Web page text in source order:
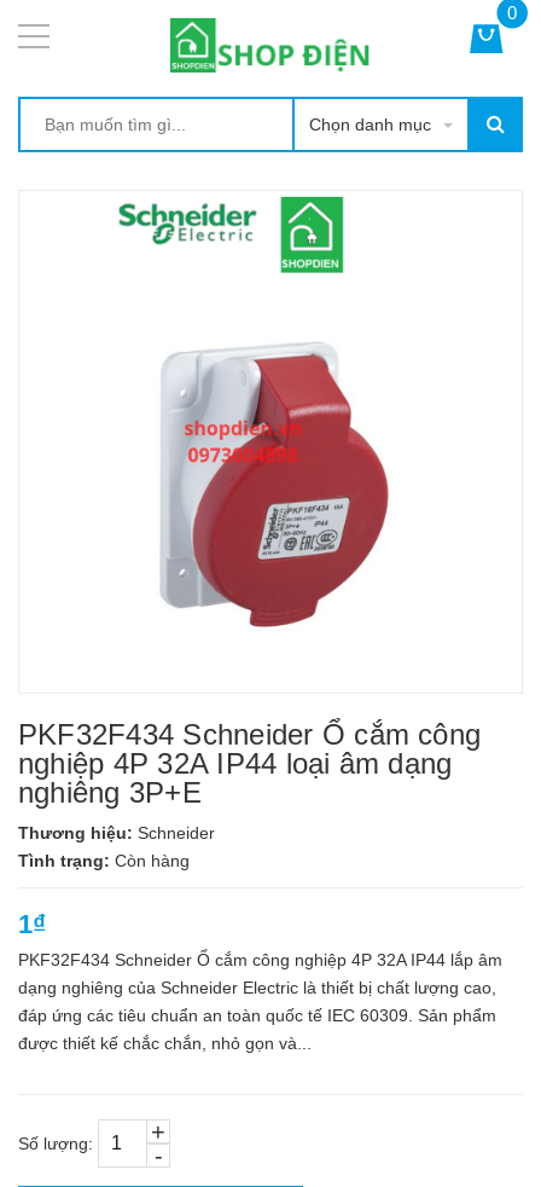
Chọn danh mục
0
PKF32F434 Schneider Ổ cắm công
nghiệp 4P 32A IP44 loại âm dạng
nghiêng 3P+E
Thương hiệu: Schneider
Tình trạng: Còn hàng
1₫
PKF32F434 Schneider Ổ cắm công nghiệp 4P 32A IP44 lắp âm
dạng nghiêng của Schneider Electric là thiết bị chất lượng cao,
đáp ứng các tiêu chuẩn an toàn quốc tế IEC 60309. Sản phẩm
được thiết kế chắc chắn, nhỏ gọn và...
Số lượng: -
+